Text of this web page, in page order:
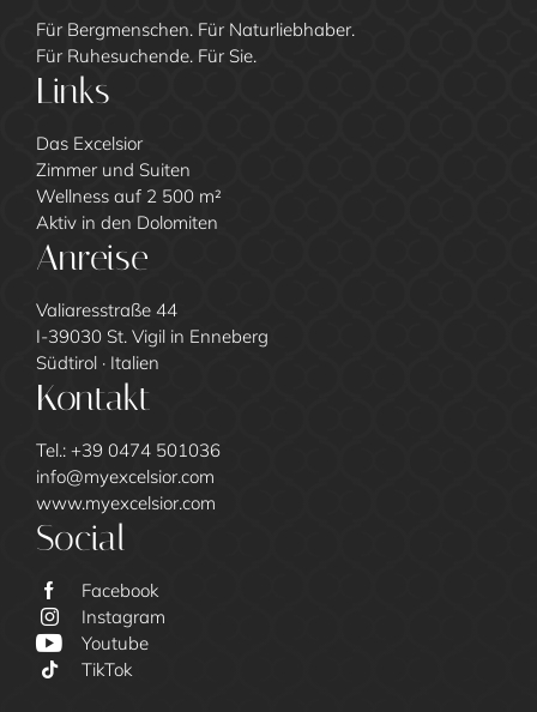
Excelsior
Für Bergmenschen. Für Naturliebhaber.
Für Ruhesuchende. Für Sie.
Links
Das Excelsior
Zimmer und Suiten
Wellness auf 2 500 m²
Aktiv in den Dolomiten
Anreise
Valiaresstraße 44
I-39030 St. Vigil in Enneberg
Südtirol · Italien
Kontakt
Tel.: +39 0474 501036
info@myexcelsior.com
www.myexcelsior.com
Social
Facebook
Instagram
Youtube
TikTok